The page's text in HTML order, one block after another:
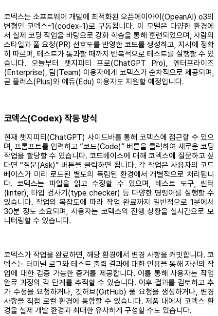
코덱스는 소프트웨어 개발에 최적화된 오픈에이아이(OpeanAI) o3의
변형인 코덱스-1(codex-1)로 구동됩니다. 이 모델은 다양한 환경에
서 실제 코딩 작업을 바탕으로 강화 학습을 통해 훈련되었으며, 사람의
스타일과 풀 요청(PR) 선호도를 반영한 코드를 생성하고, 지시에 정확
히 따르며, 테스트가 통과할 때까지 반복적으로 테스트를 실행할 수 있
습니다. 오늘부터 챗지피티 프로(ChatGPT Pro), 엔터프라이즈
(Enterprise), 팀(Team) 이용자에게 코덱스가 순차적으로 제공되며,
곧 플러스(Plus)와 에듀(Edu) 이용자도 지원할 예정입니다.
코덱스(Codex) 작동 방식
현재 챗지피티(ChatGPT) 사이드바를 통해 코덱스에 접근할 수 있으
며, 프롬프트를 입력하고 “코드(Code)” 버튼을 클릭하여 새로운 코딩
작업을 할당할 수 있습니다. 코드베이스에 대해 코덱스에 질문하고 싶
다면 “질문(Ask)” 버튼을 클릭하면 됩니다. 각 작업은 사용자의 코드
베이스가 미리 로드된 별도의 독립된 환경에서 개별적으로 처리됩니
다. 코덱스는 파일을 읽고 수정할 수 있으며, 테스트 도구, 린터
(linter), 타입 검사기(type checker) 등 다양한 명령어를 실행할 수
있습니다. 작업의 복잡도에 따라 작업 완료까지 일반적으로 1분에서
30분 정도 소요되며, 사용자는 코덱스의 진행 상황을 실시간으로 모
니터링할 수 있습니다.
코덱스가 작업을 완료하면, 해당 환경에서 변경 사항을 커밋합니다. 코
덱스는 터미널 로그와 테스트 출력 결과에 대한 인용을 통해 자신의 작
업에 대한 검증 가능한 증거를 제공합니다. 이를 통해 사용자는 작업
완료 과정의 각 단계를 추적할 수 있습니다. 이후 결과를 검토하고 추
가 수정을 요청하거나, 깃허브(GitHub) 풀 요청을 생성하거나, 변경
사항을 직접 로컬 환경에 통합할 수 있습니다. 제품 내에서 코덱스 환
경을 실제 개발 환경과 최대한 유사하게 구성할 수도 있습니다.